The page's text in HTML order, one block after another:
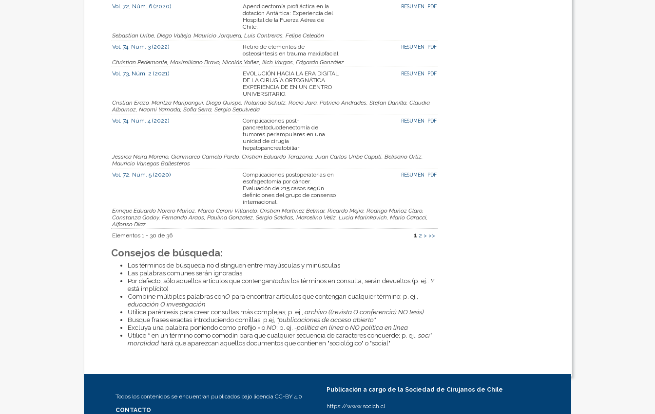
Vol. 72, Núm. 6 (2020)
Apendicectomía profiláctica en la
dotación Antártica: Experiencia del
Hospital de la Fuerza Aérea de
Chile.
RESUMEN PDF
Sebastian Uribe, Diego Vallejo, Mauricio Jorquera, Luis Contreras, Felipe Celedón
Vol. 74, Núm. 3 (2022)
Retiro de elementos de
osteosíntesis en trauma maxilofacial
RESUMEN PDF
Christian Pedemonte, Maximiliano Bravo, Nicolás Yañez, Ilich Vargas, Edgardo González
Vol. 73, Núm. 2 (2021)
EVOLUCIÓN HACIA LA ERA DIGITAL
DE LA CIRUGÍA ORTOGNÁTICA.
EXPERIENCIA DE EN UN CENTRO
UNIVERSITARIO.
RESUMEN PDF
Cristian Erazo, Maritza Maripangui, Diego Quispe, Rolando Schulz, Rocio Jara, Patricio Andrades, Stefan Danilla, Claudia
Albornoz, Naomi Yamada, Sofia Serra, Sergio Sepulveda
Vol. 74, Núm. 4 (2022)
Complicaciones post-
pancreatoduodenectomía de
tumores periampulares en una
unidad de cirugía
hepatopancreatobiliar
RESUMEN PDF
Jessica Neira Moreno, Gianmarco Camelo Pardo, Cristian Eduardo Tarazona, Juan Carlos Uribe Caputi, Belisario Ortiz,
Mauricio Vanegas Ballesteros
Vol. 72, Núm. 5 (2020)
Complicaciones postoperatorias en
esofagectomía por cáncer.
Evaluación de 215 casos según
definiciones del grupo de consenso
internacional.
RESUMEN PDF
Enrique Eduardo Norero Muñoz, Marco Ceroni Villanelo, Cristian Martinez Belmar, Ricardo Mejia, Rodrigo Muñoz Claro,
Constanza Godoy, Fernando Araos, Paulina Gonzalez, Sergio Saldias, Marcelino Veliz, Lucia Marinkovich, Mario Caracci,
Alfonso Diaz
Elementos 1 - 30 de 36
1 2 > >>
Consejos de búsqueda:
Los términos de búsqueda no distinguen entre mayúsculas y minúsculas
Las palabras comunes serán ignoradas
Por defecto, sólo aquellos artículos que contengantodoslos términos en consulta, serán devueltos (p. ej.: Y
está implícito)
Combine múltiples palabras conOpara encontrar artículos que contengan cualquier término; p. ej.,
educación O investigación
Utilice paréntesis para crear consultas más complejas; p. ej., archivo ((revista O conferencia) NO tesis)
Busque frases exactas introduciendo comillas; p.ej, "publicaciones de acceso abierto"
Excluya una palabra poniendo como prefijo - oNO; p. ej. -política en líneaoNO política en línea
Utilice * en un término como comodín para que cualquier secuencia de caracteres concuerde; p. ej., soci*
moralidadhará que aparezcan aquellos documentos que contienen "sociológico" o "social"
Todos los contenidos se encuentran publicados bajo licencia CC-BY 4.0
CONTACTO
Publicación a cargo de la Sociedad de Cirujanos de Chile
https://www.socich.cl